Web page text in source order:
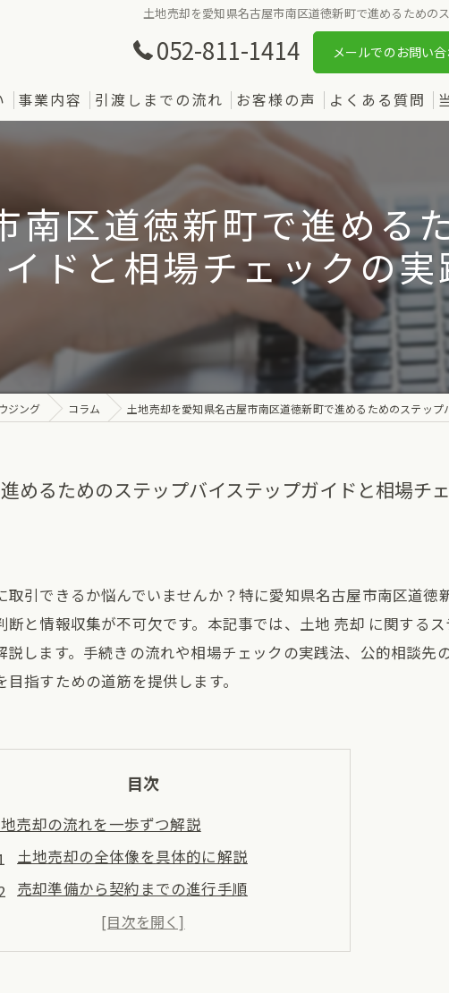
土地売却を愛知県名古屋市南区道徳新町で進めるための
052-811-1414 メールでのお問い
事業内容 引渡しまでの流れ お客様の声 よくある質問
南区道徳新町で進める
ドと相場チェックの
ジング コラム 土地売却を愛知県名古屋市南区道徳新町で進めるためのステッ
めるためのステップバイステップガイドと相場チ
引できるか悩んでいませんか？特に愛知県名古屋市南区道徳
と情報収集が不可欠です。本記事では、土地 売却 に関するス
します。手続きの流れや相場チェックの実践法、公的相談先
指すための道筋を提供します。
目次
売却の流れを一歩ずつ解説
土地売却の全体像を具体的に解説
売却準備から契約までの進行手順
土地売却で押さえるべき重要ポイント
流れを把握し安全に土地売却を進める方法